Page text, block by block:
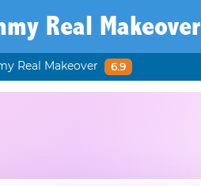
Real Makeover
Real Makeover 6.9